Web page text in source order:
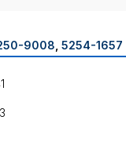
9008 5254-1657